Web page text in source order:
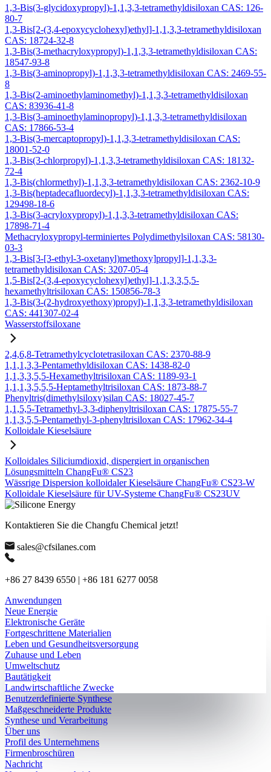
1,3-Bis(3-glycidoxypropyl)-1,1,3,3-tetramethyldisiloxan CAS: 126-
80-7
1,3-Bis[2-(3,4-epoxycyclohexyl)ethyl]-1,1,3,3-tetramethyldisiloxan
CAS: 18724-32-8
1,3-Bis(3-methacryloxypropyl)-1,1,3,3-tetramethyldisiloxan CAS:
18547-93-8
1,3-Bis(3-aminopropyl)-1,1,3,3-tetramethyldisiloxan CAS: 2469-55-
8
1,3-Bis(2-aminoethylaminomethyl)-1,1,3,3-tetramethyldisiloxan
CAS: 83936-41-8
1,3-Bis(3-aminoethylaminopropyl)-1,1,3,3-tetramethyldisiloxan
CAS: 17866-53-4
1,3-Bis(3-mercaptopropyl)-1,1,3,3-tetramethyldisiloxan CAS:
18001-52-0
1,3-Bis(3-chlorpropyl)-1,1,3,3-tetramethyldisiloxan CAS: 18132-
72-4
1,3-Bis(chlormethyl)-1,1,3,3-tetramethyldisiloxan CAS: 2362-10-9
1,3-Bis(heptadecafluordecyl)-1,1,3,3-tetramethyldisiloxan CAS:
129498-18-6
1,3-Bis(3-acryloxypropyl)-1,1,3,3-tetramethyldisiloxan CAS:
17898-71-4
Methacryloxypropyl-terminiertes Polydimethylsiloxan CAS: 58130-
03-3
1,3-Bis[3-[3-ethyl-3-oxetanyl)methoxy]propyl]-1,1,3,3-
tetramethyldisiloxan CAS: 3207-05-4
1,5-Bis[2-(3,4-epoxycyclohexyl)ethyl]-1,1,3,3,5,5-
hexamethyltrisiloxan CAS: 150856-78-3
1,3-Bis(3-(2-hydroxyethoxy)propyl)-1,1,3,3-tetramethyldisiloxan
CAS: 441307-02-4
Wasserstoffsiloxane
2,4,6,8-Tetramethylcyclotetrasiloxan CAS: 2370-88-9
1,1,1,3,3-Pentamethyldisiloxan CAS: 1438-82-0
1,1,3,3,5,5-Hexamethyltrisiloxan CAS: 1189-93-1
1,1,1,3,5,5,5-Heptamethyltrisiloxan CAS: 1873-88-7
Phenyltris(dimethylsiloxy)silan CAS: 18027-45-7
1,1,5,5-Tetramethyl-3,3-diphenyltrisiloxan CAS: 17875-55-7
1,1,3,5,5-Pentamethyl-3-phenyltrisiloxan CAS: 17962-34-4
Kolloidale Kieselsäure
Kolloidales Siliciumdioxid, dispergiert in organischen
Lösungsmitteln ChangFu® CS23
Wässrige Dispersion kolloidaler Kieselsäure ChangFu® CS23-W
Kolloidale Kieselsäure für UV-Systeme ChangFu® CS23UV
Kontaktieren Sie die Changfu Chemical jetzt!
sales@cfsilanes.com
+86 27 8439 6550 | +86 181 6277 0058
Anwendungen
Neue Energie
Elektronische Geräte
Fortgeschrittene Materialien
Leben und Gesundheitsversorgung
Zuhause und Leben
Umweltschutz
Bautätigkeit
Landwirtschaftliche Zwecke
Benutzerdefinierte Synthese
Maßgeschneiderte Produkte
Synthese und Verarbeitung
Über uns
Profil des Unternehmens
Firmenbroschüren
Nachricht